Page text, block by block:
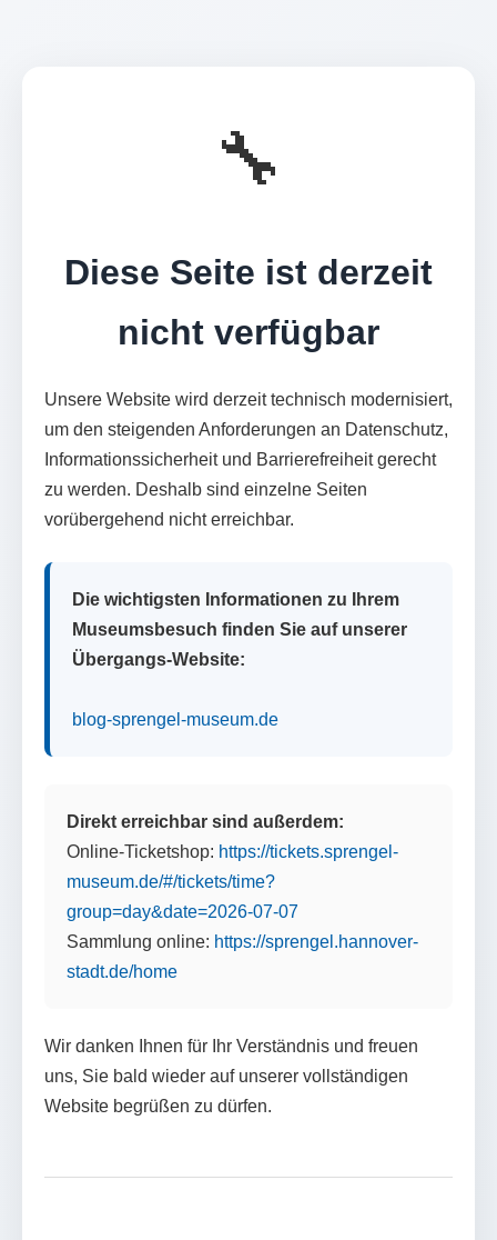
🔧
Diese Seite ist derzeit
nicht verfügbar
Unsere Website wird derzeit technisch modernisiert,
um den steigenden Anforderungen an Datenschutz,
Informationssicherheit und Barrierefreiheit gerecht
zu werden. Deshalb sind einzelne Seiten
vorübergehend nicht erreichbar.
Die wichtigsten Informationen zu Ihrem
Museumsbesuch finden Sie auf unserer
Übergangs-Website:
blog-sprengel-museum.de
Direkt erreichbar sind außerdem:
Online-Ticketshop: https://tickets.sprengel-
museum.de/#/tickets/time?
group=day&date=2026-07-07
Sammlung online: https://sprengel.hannover-
stadt.de/home
Wir danken Ihnen für Ihr Verständnis und freuen
uns, Sie bald wieder auf unserer vollständigen
Website begrüßen zu dürfen.